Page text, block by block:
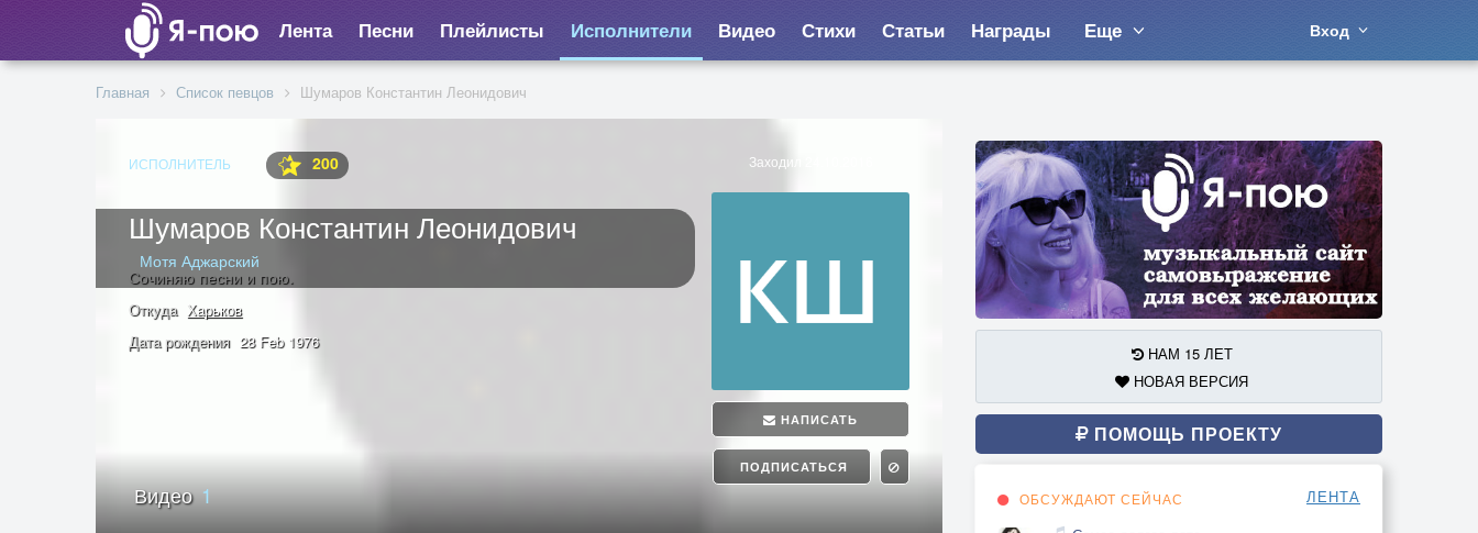
Лента Песни Плейлисты Исполнители Видео Стихи Статьи Награды Еще Вход
Главная Список певцов Шумаров Константин Леонидович
ИСПОЛНИТЕЛЬ 200
Шумаров Константин Леонидович
Мотя Аджарский
Заходил 24.10.2016
НАПИСАТЬ
ПОДПИСАТЬСЯ
Сочиняю песни и пою.
Откуда Харьков
Дата рождения 28 Feb 1976
Видео1
НАМ 15 ЛЕТ
НОВАЯ ВЕРСИЯ
ПОМОЩЬ ПРОЕКТУ
ОБСУЖДАЮТ СЕЙЧАС ЛЕНТА